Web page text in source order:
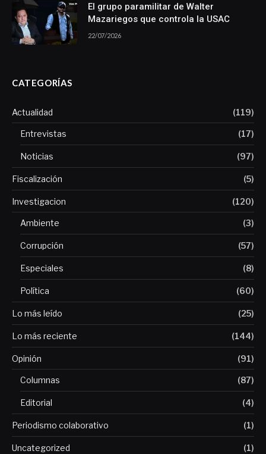
El grupo paramilitar de Walter
Mazariegos que controla la USAC
22/07/2026
CATEGORÍAS
Actualidad (119)
Entrevistas (17)
Noticias (97)
Fiscalización (5)
Investigacion (120)
Ambiente (3)
Corrupción (57)
Especiales (8)
Política (60)
Lo más leído (25)
Lo más reciente (144)
Opinión (91)
Columnas (87)
Editorial (4)
Periodismo colaborativo (1)
Uncategorized (1)